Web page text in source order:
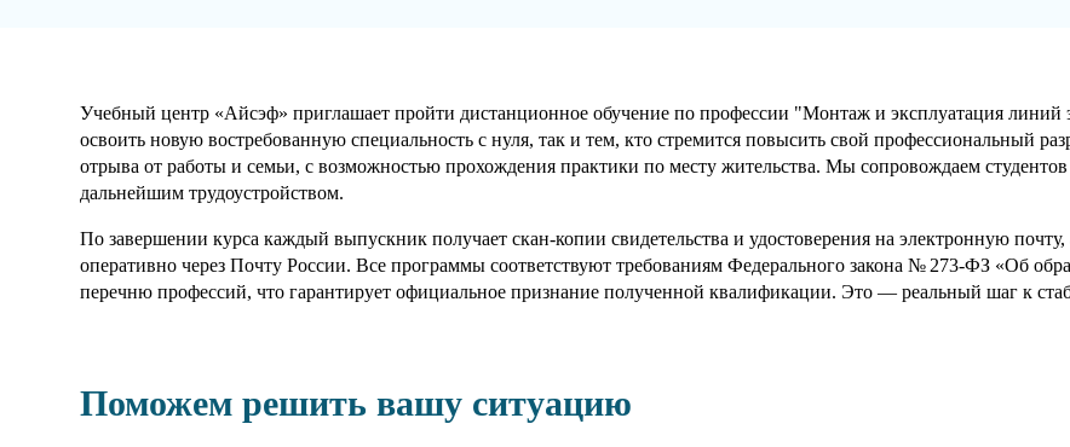
Учебный центр «Айсэф» приглашает пройти дистанционное обучение по профессии "Монтаж и эксплуатация линий
освоить новую востребованную специальность с нуля, так и тем, кто стремится повысить свой профессиональный
отрыва от работы и семьи, с возможностью прохождения практики по месту жительства. Мы сопровождаем
дальнейшим трудоустройством.
По завершении курса каждый выпускник получает скан-копии свидетельства и удостоверения на электронную
оперативно через Почту России. Все программы соответствуют требованиям Федерального закона № 273-ФЗ «Об
перечню профессий, что гарантирует официальное признание полученной квалификации. Это — реальный шаг к
Поможем решить вашу ситуацию